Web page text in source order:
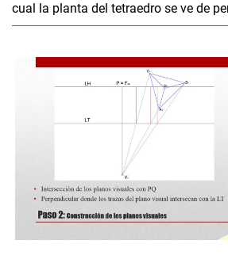
cual la planta del tetraedro se ve de